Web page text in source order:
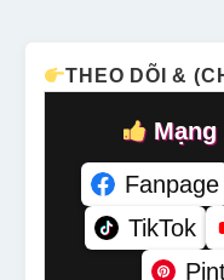
THEO DÕI &
Mạng
Fanpage
TikTok